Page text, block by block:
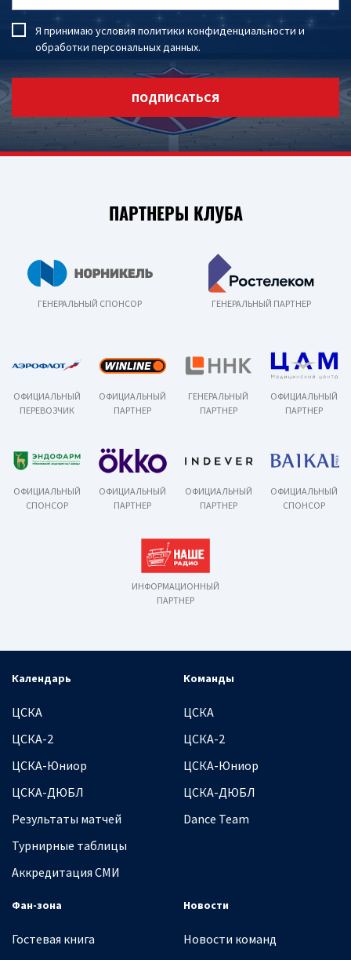
Я принимаю условия политики конфиденциальности и
обработки персональных данных.
ПОДПИСАТЬСЯ
ПАРТНЕРЫ КЛУБА
ГЕНЕРАЛЬНЫЙ СПОНСОР ГЕНЕРАЛЬНЫЙ ПАРТНЕР
ОФИЦИАЛЬНЫЙ
ПЕРЕВОЗЧИК
ОФИЦИАЛЬНЫЙ
ПАРТНЕР
ГЕНЕРАЛЬНЫЙ
ПАРТНЕР
ОФИЦИАЛЬНЫЙ
ПАРТНЕР
ОФИЦИАЛЬНЫЙ
СПОНСОР
ОФИЦИАЛЬНЫЙ
ПАРТНЕР
ОФИЦИАЛЬНЫЙ
ПАРТНЕР
ОФИЦИАЛЬНЫЙ
СПОНСОР
ИНФОРМАЦИОННЫЙ
ПАРТНЕР
Календарь
ЦСКА
ЦСКА-2
ЦСКА-Юниор
ЦСКА-ДЮБЛ
Результаты матчей
Турнирные таблицы
Аккредитация СМИ
Команды
ЦСКА
ЦСКА-2
ЦСКА-Юниор
ЦСКА-ДЮБЛ
Dance Team
Фан-зона
Гостевая книга
Новости
Новости команд